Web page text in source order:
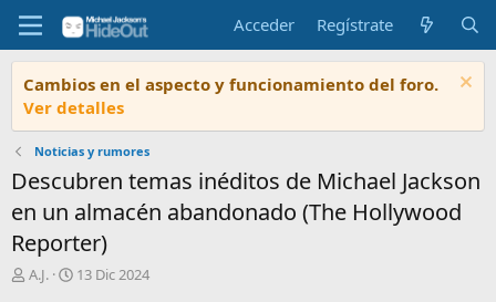
Acceder Regístrate
Cambios en el aspecto y funcionamiento del foro.
Ver detalles
Noticias y rumores
Descubren temas inéditos de Michael Jackson
en un almacén abandonado (The Hollywood
Reporter)
IA.J.
F13 Dic 2024